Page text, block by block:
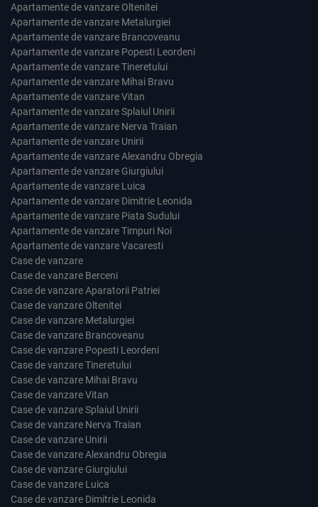
Apartamente de vanzare Oltenitei
Apartamente de vanzare Metalurgiei
Apartamente de vanzare Brancoveanu
Apartamente de vanzare Popesti Leordeni
Apartamente de vanzare Tineretului
Apartamente de vanzare Mihai Bravu
Apartamente de vanzare Vitan
Apartamente de vanzare Splaiul Unirii
Apartamente de vanzare Nerva Traian
Apartamente de vanzare Unirii
Apartamente de vanzare Alexandru Obregia
Apartamente de vanzare Giurgiului
Apartamente de vanzare Luica
Apartamente de vanzare Dimitrie Leonida
Apartamente de vanzare Piata Sudului
Apartamente de vanzare Timpuri Noi
Apartamente de vanzare Vacaresti
Case de vanzare
Case de vanzare Berceni
Case de vanzare Aparatorii Patriei
Case de vanzare Oltenitei
Case de vanzare Metalurgiei
Case de vanzare Brancoveanu
Case de vanzare Popesti Leordeni
Case de vanzare Tineretului
Case de vanzare Mihai Bravu
Case de vanzare Vitan
Case de vanzare Splaiul Unirii
Case de vanzare Nerva Traian
Case de vanzare Unirii
Case de vanzare Alexandru Obregia
Case de vanzare Giurgiului
Case de vanzare Luica
Case de vanzare Dimitrie Leonida